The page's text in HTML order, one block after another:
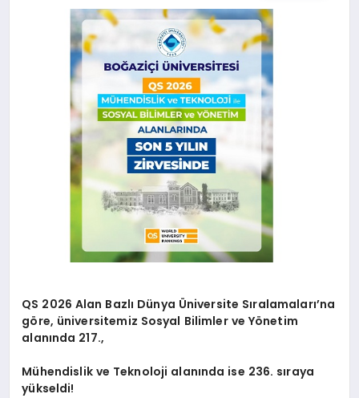
QS 2026 Alan Bazlı Dünya Üniversite Sıralamaları’na
göre, üniversitemiz Sosyal Bilimler ve Yönetim
alanında 217.,
Mühendislik ve Teknoloji alanında ise 236. sıraya
yükseldi!